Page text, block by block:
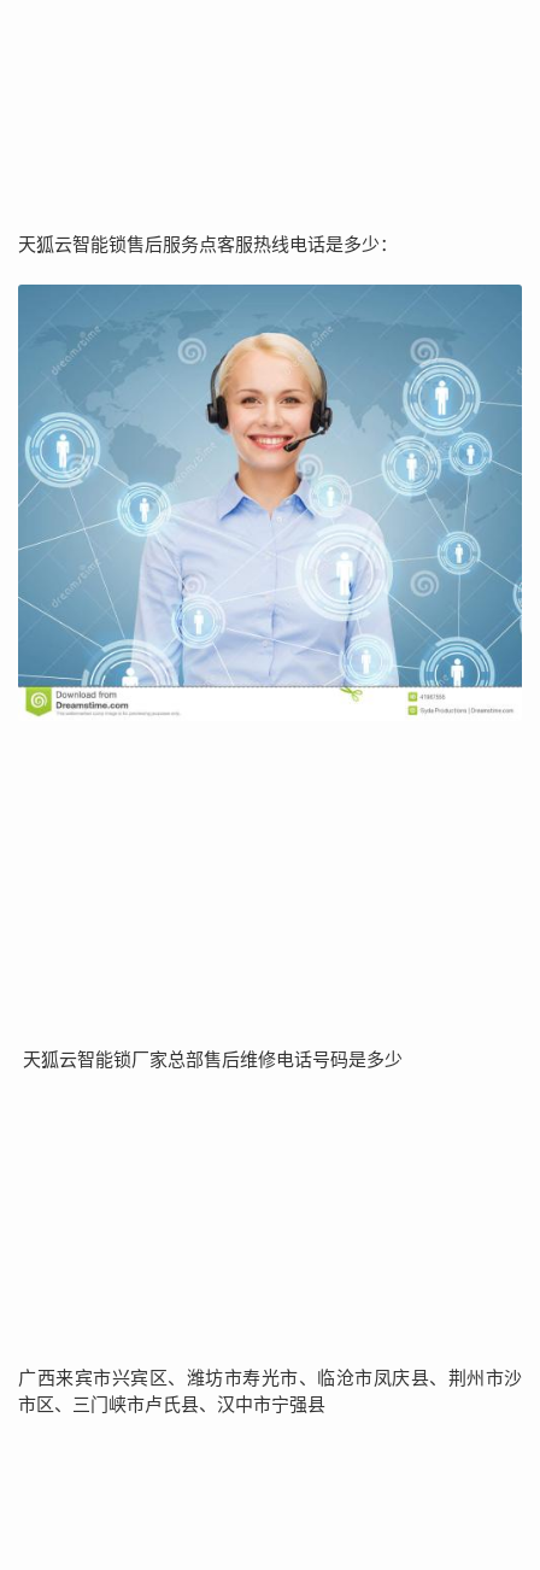
天狐云智能锁售后服务点客服热线电话是多少：
天狐云智能锁厂家总部售后维修电话号码是多少
广西来宾市兴宾区、潍坊市寿光市、临沧市凤庆县、荆州市沙
市区、三门峡市卢氏县、汉中市宁强县